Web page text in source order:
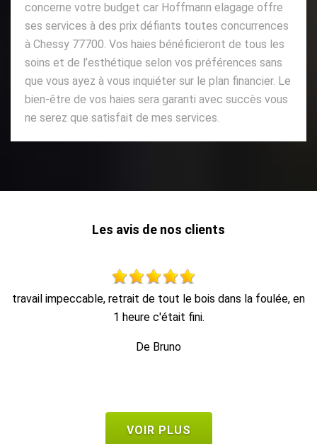
concerne votre budget car Hoffmann elagage offre
ses services à des prix défiants toutes concurrences
à Chessy 77700. Vos haies bénéficieront de tous les
soins et de l’esthétique selon vos préférences sans
que vous ayez à vous inquiéter sur le plan financier. Le
bien-être de vos haies sera garanti avec succès vous
ne serez que satisfait de mes services.
Les avis de nos clients
en
Travail d’élagage impeccable équipe très sympathique À
recommander
De Frank
VOIR PLUS